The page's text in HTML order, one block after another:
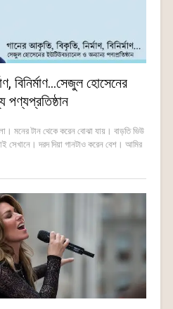
বিনির্মাণ…সেজুল হোসেনের
টান থেকে করেন বোঝা যায়। বাড়তি ভিউ
সেখানে। দরদ দিয়া গানটাও করেন বেশ। আমির